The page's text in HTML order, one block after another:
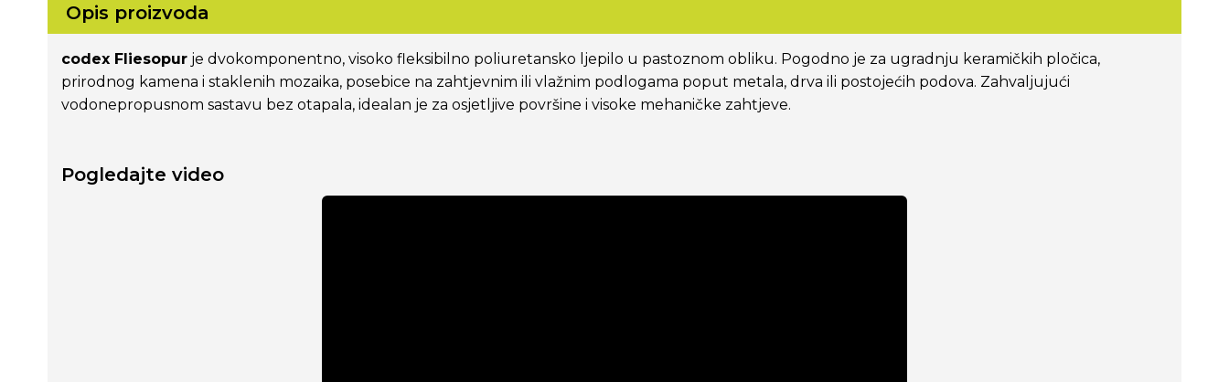
Opis proizvoda
codex Fliesopurje dvokomponentno, visoko fleksibilno poliuretansko ljepilo u pastoznom obliku. Pogodno je za ugradnju keramičkih pločica,
prirodnog kamena i staklenih mozaika, posebice na zahtjevnim ili vlažnim podlogama poput metala, drva ili postojećih podova. Zahvaljujući
vodonepropusnom sastavu bez otapala, idealan je za osjetljive površine i visoke mehaničke zahtjeve.
Pogledajte video